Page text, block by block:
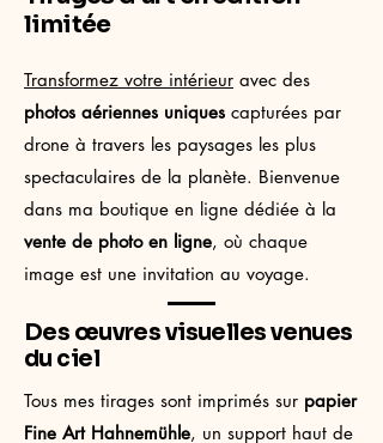
limitée
Transformez votre intérieur avec des
photos aériennes uniques capturées par
drone à travers les paysages les plus
spectaculaires de la planète. Bienvenue
dans ma boutique en ligne dédiée à la
vente de photo en ligne, où chaque
image est une invitation au voyage.
Des œuvres visuelles venues
du ciel
Tous mes tirages sont imprimés sur papier
Fine Art Hahnemühle, un support haut de